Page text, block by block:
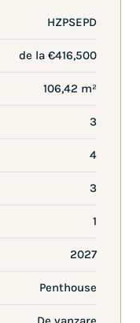
HZPSEPD
de la €416,500
106,42 m²
3
4
3
1
2027
Penthouse